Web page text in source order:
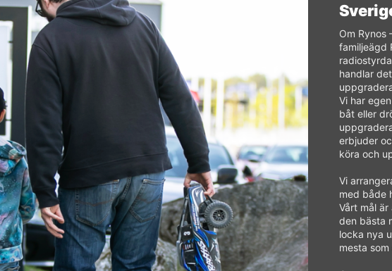
Om Rynos
familjeägd
handlar
Vi har
båt eller
erbjuder
köra och
Vi
med både
Vårt mål
den bästa
locka nya
mesta